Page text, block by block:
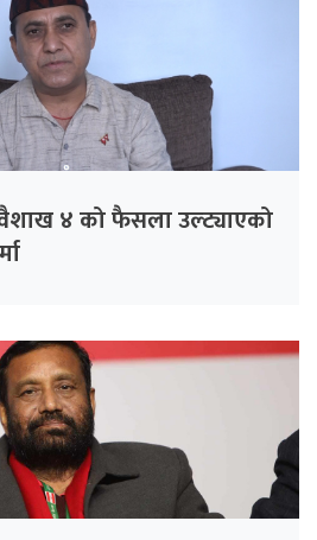
४ को फैसला उल्ट्याएको